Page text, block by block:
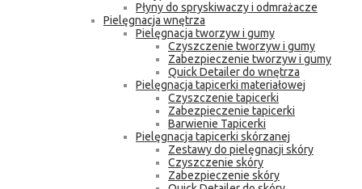
Płyny do spryskiwaczy i odmrażacze
Pielęgnacja wnętrza
Pielęgnacja tworzyw i gumy
Czyszczenie tworzyw i gumy
Zabezpieczenie tworzyw i gumy
Quick Detailer do wnętrza
Pielęgnacja tapicerki materiałowej
Czyszczenie tapicerki
Zabezpieczenie tapicerki
Barwienie Tapicerki
Pielęgnacja tapicerki skórzanej
Zestawy do pielęgnacji skóry
Czyszczenie skóry
Zabezpieczenie skóry